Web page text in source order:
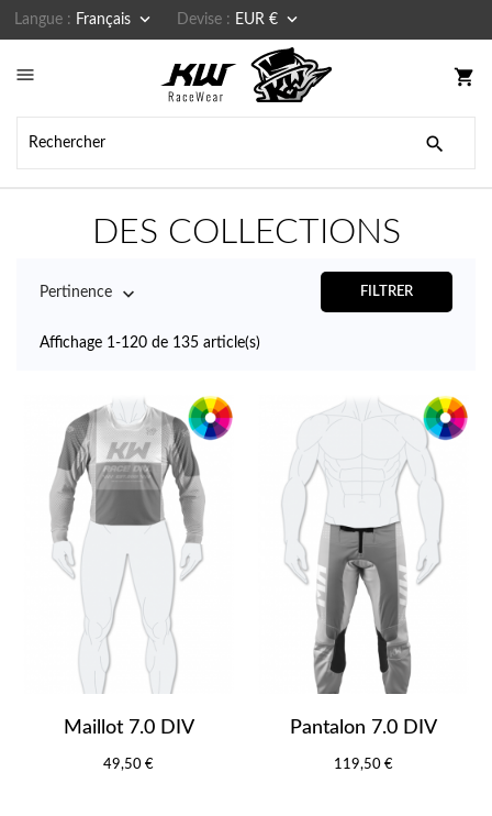
Langue : Français  Devise : EUR € 
 shopping_cart

DES COLLECTIONS
Pertinence  FILTRER
Affichage 1-120 de 135 article(s)
Maillot 7.0 DIV
49,50 €
Pantalon 7.0 DIV
119,50 €